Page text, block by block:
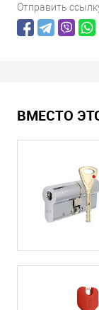
Отправить
ВМЕСТО